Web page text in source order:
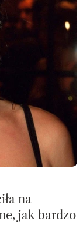
na
jak bardzo